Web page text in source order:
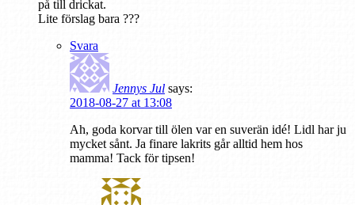
på till drickat.
Lite förslag bara ???
Svara
Jennys Jul says:
2018-08-27 at 13:08
Ah, goda korvar till ölen var en suverän idé! Lidl har ju
mycket sånt. Ja finare lakrits går alltid hem hos
mamma! Tack för tipsen!